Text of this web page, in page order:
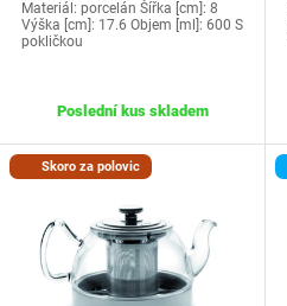
Materiál: porcelán Šířka [cm]: 8
Výška [cm]: 17.6 Objem [ml]: 600 S
pokličkou
Poslední kus skladem
Skoro za polovic